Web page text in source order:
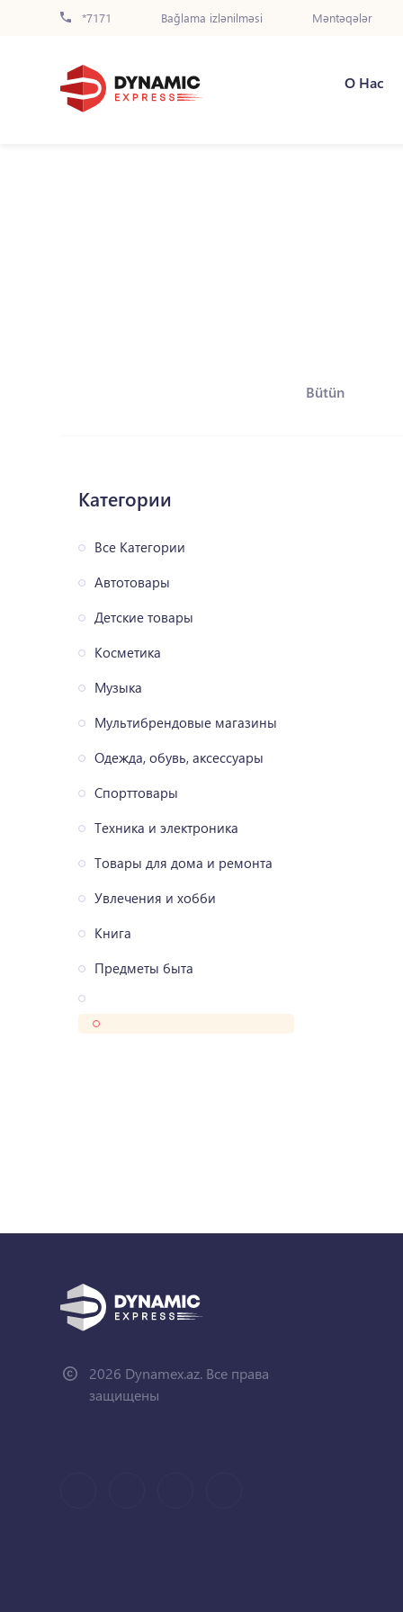
*7171 Bağlama izlənilməsi Məntəqələr
О Нас
Bütün
Категории
Все Категории
Автотовары
Детские товары
Косметика
Музыка
Мультибрендовые магазины
Одежда, обувь, аксессуары
Спорттовары
Техника и электроника
Товары для дома и ремонта
Увлечения и хобби
Книга
Предметы быта
2026 Dynamex.az. Все права
защищены